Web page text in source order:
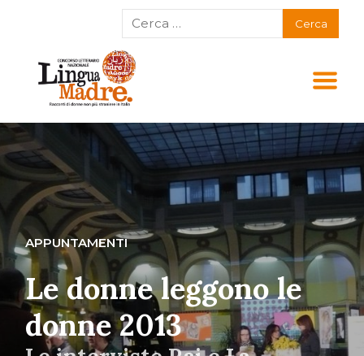
APPUNTAMENTI
Le donne leggono le
donne 2013